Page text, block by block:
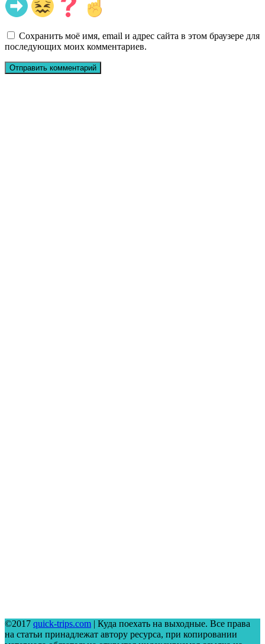
Сохранить моё имя, email и адрес сайта в этом браузере для
последующих моих комментариев.
©2017 quick-trips.com | Куда поехать на выходные. Все права
на статьи принадлежат автору ресурса, при копировании